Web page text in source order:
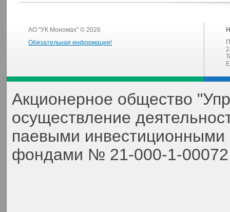
АО "УК Мономах" © 2026
Обязательная информация!
Акционерное общество
осуществление
паевыми
фондами № 21-000-1-